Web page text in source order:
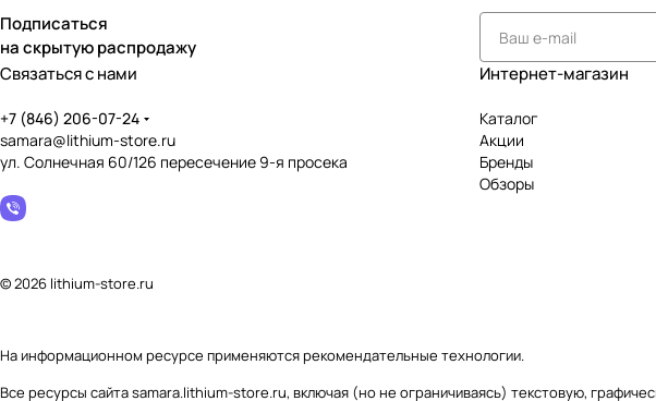
Подписаться
на скрытую распродажу
Связаться с нами
+7 (846) 206-07-24
samara@lithium-store.ru
ул. Солнечная 60/126 пересечение 9-я просека
Интернет-магазин
Каталог
Акции
Бренды
Обзоры
© 2026 lithium-store.ru
На информационном ресурсе применяютсярекомендательные технологии.
Все ресурсы сайта samara.lithium-store.ru, включая (но не ограничиваясь) текстовую,